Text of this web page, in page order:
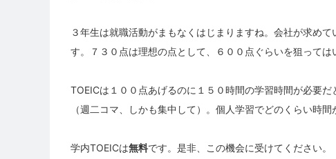
３年生は就職活動がまもなくはじまりますね。会社が求め
す。７３０点は理想の点として、６００点ぐらいを狙っては
TOEICは１００点あげるのに１５０時間の学習時間が必要
（週二コマ、しかも集中して）。個人学習でどのくらい時間
学内TOEICは無料です。是非、この機会に受けてください。